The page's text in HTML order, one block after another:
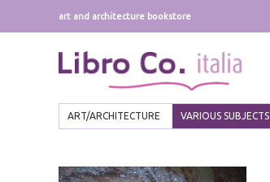
art and architecture bookstore
ART/ARCHITECTURE VARIOUS SUBJECTS